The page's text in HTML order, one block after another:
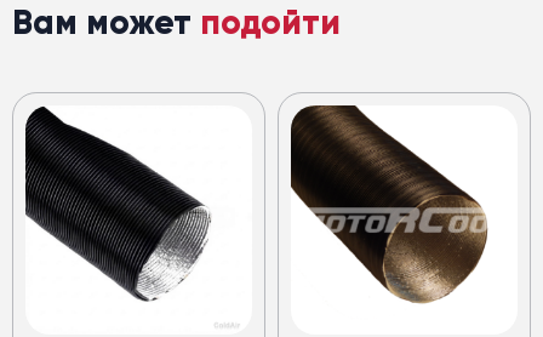
Вам может подойти